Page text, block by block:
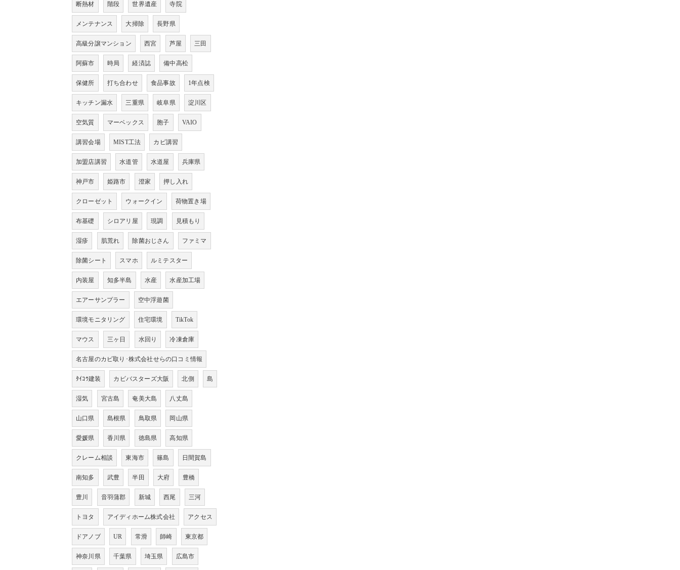
断熱材 階段 世界遺産 寺院
メンテナンス 大掃除 長野県
高級分譲マンション 西宮 芦屋 三田
阿蘇市 時局 経済誌 備中高松
保健所 打ち合わせ 食品事故 1年点検
キッチン漏水 三重県 岐阜県 淀川区
空気質 マーベックス 胞子 VAIO
講習会場 MIST工法 カビ講習
加盟店講習 水道管 水道屋 兵庫県
神戸市 姫路市 澄家 押し入れ
クローゼット ウォークイン 荷物置き場
布基礎 シロアリ屋 現調 見積もり
湿疹 肌荒れ 除菌おじさん ファミマ
除菌シート スマホ ルミテスター
内装屋 知多半島 水産 水産加工場
エアーサンプラー 空中浮遊菌
環境モニタリング 住宅環境 TikTok
マウス 三ヶ日 水回り 冷凍倉庫
名古屋のカビ取り･株式会社せらの口コミ情報
ﾀｲｺｳ建装 カビバスターズ大阪 北側 島
湿気 宮古島 奄美大島 八丈島
山口県 島根県 鳥取県 岡山県
愛媛県 香川県 徳島県 高知県
クレーム相談 東海市 篠島 日間賀島
南知多 武豊 半田 大府 豊橋
豊川 音羽蒲郡 新城 西尾 三河
トヨタ アイディホーム株式会社 アクセス
ドアノブ UR 常滑 師崎 東京都
神奈川県 千葉県 埼玉県 広島市